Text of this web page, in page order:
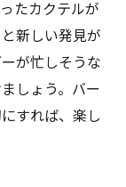
たカクテルが
新しい発見が
が忙しそうな
しょう。バー
すれば、楽し